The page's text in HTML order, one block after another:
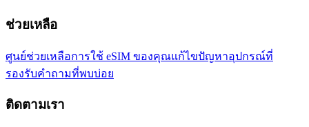
ช่วยเหลือ
ศูนย์ช่วยเหลือการใช้ eSIM ของคุณแก้ไขปัญหาอุปกรณ์ที่
รองรับคำถามที่พบบ่อย
ติดตามเรา